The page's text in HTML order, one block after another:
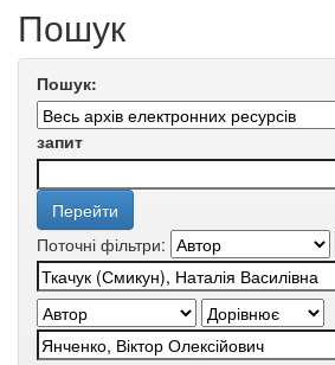
Пошук
Пошук:
запит
Поточні фільтри: